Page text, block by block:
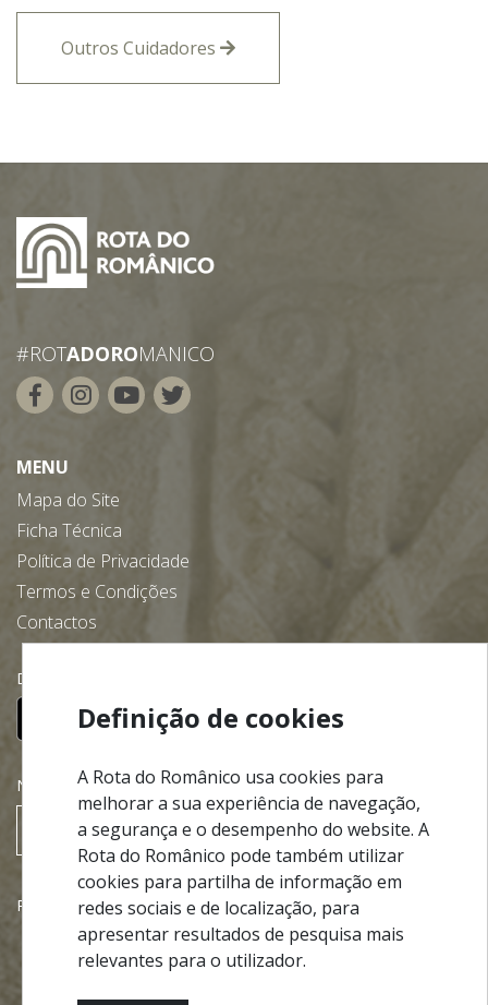
Outros Cuidadores
#ROTADOROMANICO
MENU
Mapa do Site
Ficha Técnica
Política de Privacidade
Termos e Condições
Contactos
Descarregue gratuitamente a nossa app:
NEWSLETTER
SUBSCREVER
Parcerias
Definição de cookies
A Rota do Românico usa cookies para
melhorar a sua experiência de navegação,
a segurança e o desempenho do website. A
Rota do Românico pode também utilizar
cookies para partilha de informação em
redes sociais e de localização, para
apresentar resultados de pesquisa mais
relevantes para o utilizador.